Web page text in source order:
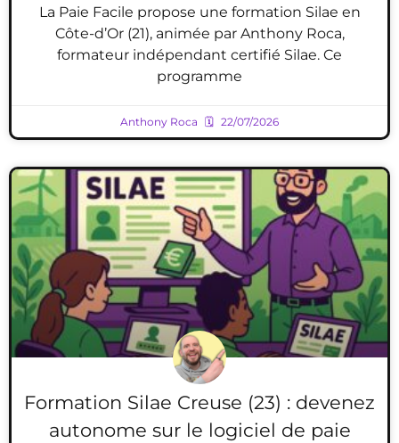
La Paie Facile propose une formation Silae en
Côte-d’Or (21), animée par Anthony Roca,
formateur indépendant certifié Silae. Ce
programme
Anthony Roca 22/07/2026
Formation Silae Creuse (23) : devenez
autonome sur le logiciel de paie